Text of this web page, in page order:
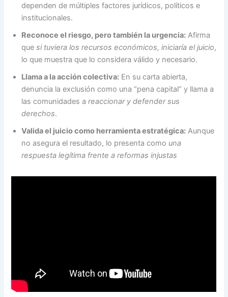
dependen de múltiples factores jurídicos, políticos e
institucionales.
Reconoce el riesgo, pero también la urgencia: Afirma
quesi tuviera los recursos económicos, iniciaría el juicio,
lo que muestra que lo considera válido y necesario.
Llama a la acción colectiva: En su carta abierta,
denuncia la exclusión como una “pena capital” y llama a
las comunidades areaccionar y defender sus
derechos.
Valida el juicio como herramienta estratégica: Aunque
no asegura el resultado, lo presenta como una
respuesta legítima frente a reformas injustas